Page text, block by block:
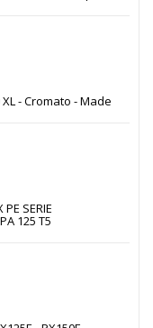
- Cromato - Made
SERIE
125 T5